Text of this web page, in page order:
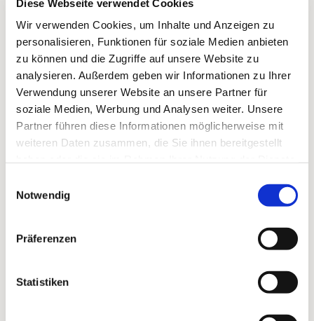
Diese Webseite verwendet Cookies
Wir verwenden Cookies, um Inhalte und Anzeigen zu
personalisieren, Funktionen für soziale Medien anbieten
zu können und die Zugriffe auf unsere Website zu
analysieren. Außerdem geben wir Informationen zu Ihrer
Verwendung unserer Website an unsere Partner für
soziale Medien, Werbung und Analysen weiter. Unsere
Partner führen diese Informationen möglicherweise mit
weiteren Daten zusammen, die Sie ihnen bereitgestellt
Notwendig
Präferenzen
Statistiken
Mit Freude gestalten wir Gottesdienste und kirchliche
Feste musikalisch mit.
Geprobt wird jeden
Montag um 20 Uhr im Martin-
Luther-Gemeindehaus.
Gemeinschaft wird bei uns groß geschrieben – wir
lachen viel, sind gesellig und unternehmen auch
gemeinsame Ausflüge.
Neue Stimmen, vor allem Bässe, sind herzlich
willkommen.